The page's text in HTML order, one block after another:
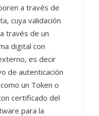
a través de
cuya validación
través de un
digital con
es decir
de autenticación
un Token o
certificado del
para la